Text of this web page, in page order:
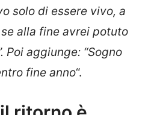
solo di essere vivo, a
alla fine avrei potuto
Poi aggiunge: “Sogno
fine anno“.